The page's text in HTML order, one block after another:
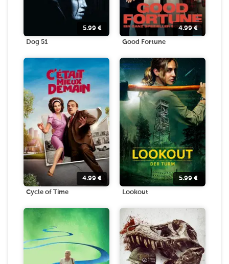
5.99 €
Dog 51
4.99€
Good Fortune
4.99 €
Cycle of Time
5.99 €
Lookout